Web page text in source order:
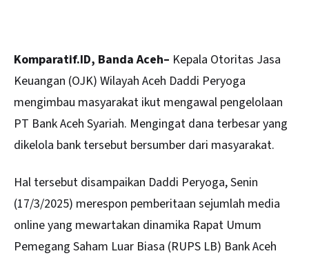
Komparatif.ID, Banda Aceh– Kepala Otoritas Jasa
Keuangan (OJK) Wilayah Aceh Daddi Peryoga
mengimbau masyarakat ikut mengawal pengelolaan
PT Bank Aceh Syariah. Mengingat dana terbesar yang
dikelola bank tersebut bersumber dari masyarakat.
Hal tersebut disampaikan Daddi Peryoga, Senin
(17/3/2025) merespon pemberitaan sejumlah media
online yang mewartakan dinamika Rapat Umum
Pemegang Saham Luar Biasa (RUPS LB) Bank Aceh